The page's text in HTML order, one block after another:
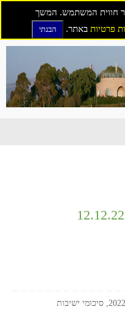
חווית המשתמש. המשך
פרטיות באתר. הבנתי
2022
, סיכומי ישיבות